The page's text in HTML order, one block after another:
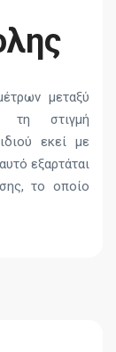
μεταξύ
τη στιγμή
εκεί με
εξαρτάται
το οποίο